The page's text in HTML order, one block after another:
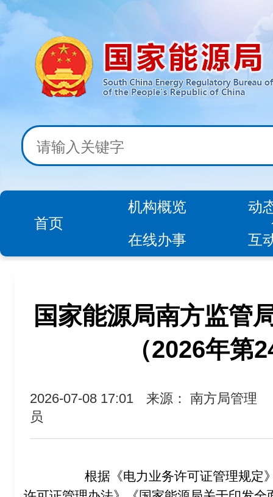
首页
机构概览
动
在线办事
互
国家能源局南方监管
（2026年第
2026-07-08 17:01
来源： 南方局管理
员
根据《电力业务许可证管理规定